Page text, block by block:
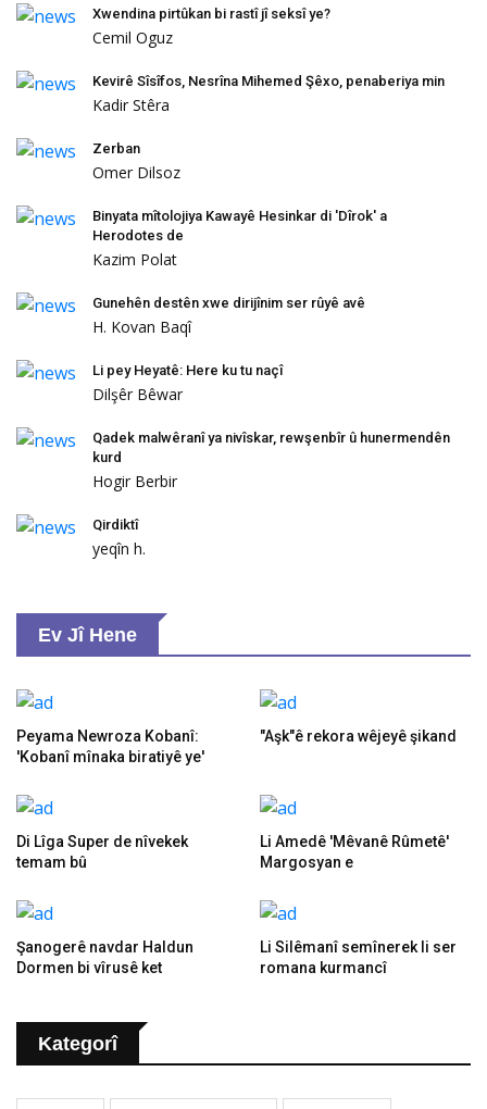
Xwendina pirtûkan bi rastî jî seksî ye?
Cemil Oguz
Kevirê Sîsîfos, Nesrîna Mihemed Şêxo, penaberiya min
Kadir Stêra
Zerban
Omer Dilsoz
Binyata mîtolojiya Kawayê Hesinkar di 'Dîrok' a
Herodotes de
Kazim Polat
Gunehên destên xwe dirijînim ser rûyê avê
H. Kovan Baqî
Li pey Heyatê: Here ku tu naçî
Dilşêr Bêwar
Qadek malwêranî ya nivîskar, rewşenbîr û hunermendên
kurd
Hogir Berbir
Qirdiktî
yeqîn h.
Ev Jî Hene
Peyama Newroza Kobanî:
'Kobanî mînaka biratiyê ye'
"Aşk"ê rekora wêjeyê şikand
Di Lîga Super de nîvekek
temam bû
Li Amedê 'Mêvanê Rûmetê'
Margosyan e
Şanogerê navdar Haldun
Dormen bi vîrusê ket
Li Silêmanî semînerek li ser
romana kurmancî
Kategorî